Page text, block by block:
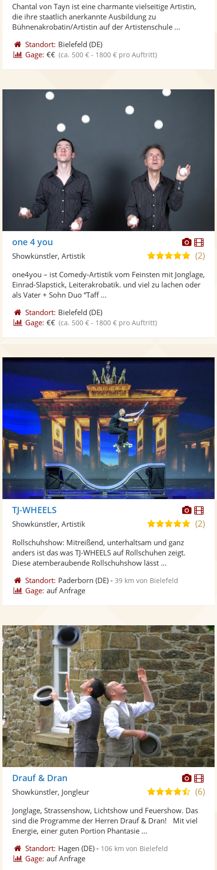
Fotos
5
Chantal von Tayn ist eine charmante vielseitige Artistin,
die ihre staatlich anerkannte Ausbildung zu
Bühnenakrobatin/Artistin auf der Artistenschule ...
Standort: Bielefeld (DE)
Gage: €€ (ca. 500 € - 1800 € pro Auftritt)
Fotos
one 4 you
4,9
5
(2)
Showkünstler, Artistik
one4you – ist Comedy-Artistik vom Feinsten mit Jonglage,
Einrad-Slapstick, Leiterakrobatik. und viel zu lachen oder
als Vater + Sohn Duo “Taff ...
Standort: Bielefeld (DE)
Gage: €€ (ca. 500 € - 1800 € pro Auftritt)
TJ-WHEELS
4,9(2)
Showkünstler, Artistik
Rollschuhshow: Mitreißend, unterhaltsam und ganz
anders ist das was TJ-WHEELS auf Rollschuhen zeigt.
Diese atemberaubende Rollschuhshow lässt ...
Standort: Paderborn (DE) -39 km von Bielefeld
Gage: auf Anfrage
Fotos
Drauf & Dran
4,6
5
(6)
Showkünstler, Jongleur
Jonglage, Strassenshow, Lichtshow und Feuershow. Das
sind die Programme der Herren Drauf & Dran! Mit viel
Energie, einer guten Portion Phantasie ...
Standort: Hagen (DE) - 106 km von Bielefeld
Gage: auf Anfrage